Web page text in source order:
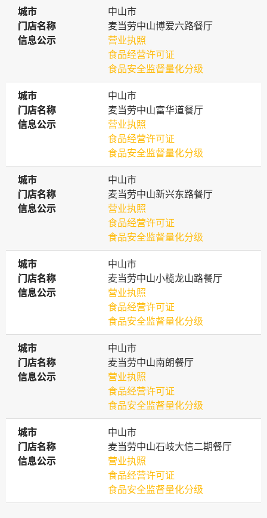
城市
城市
中山市
门店名称
门店名称
麦当劳中山博爱六路餐厅
信息公示
信息公示
营业执照
食品经营许可证
食品安全监督量化分级
城市
城市
中山市
门店名称
门店名称
麦当劳中山富华道餐厅
信息公示
信息公示
营业执照
食品经营许可证
食品安全监督量化分级
城市
城市
中山市
门店名称
门店名称
麦当劳中山新兴东路餐厅
信息公示
信息公示
营业执照
食品经营许可证
食品安全监督量化分级
城市
城市
中山市
门店名称
门店名称
麦当劳中山小榄龙山路餐厅
信息公示
信息公示
营业执照
食品经营许可证
食品安全监督量化分级
城市
城市
中山市
门店名称
门店名称
麦当劳中山南朗餐厅
信息公示
信息公示
营业执照
食品经营许可证
食品安全监督量化分级
城市
城市
中山市
门店名称
门店名称
麦当劳中山石岐大信二期餐厅
信息公示
信息公示
营业执照
食品经营许可证
食品安全监督量化分级